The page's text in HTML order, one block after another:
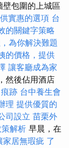
包圍的上城區
實惠的選項 台
的關鍵字策略
為你解決難題
的價格，提供
讓客廳成為家
然後佔用酒店
跡 台中養生會
理 提供優質的
司設立 苗栗外
解析 早晨，在
家居無瑕疵 了